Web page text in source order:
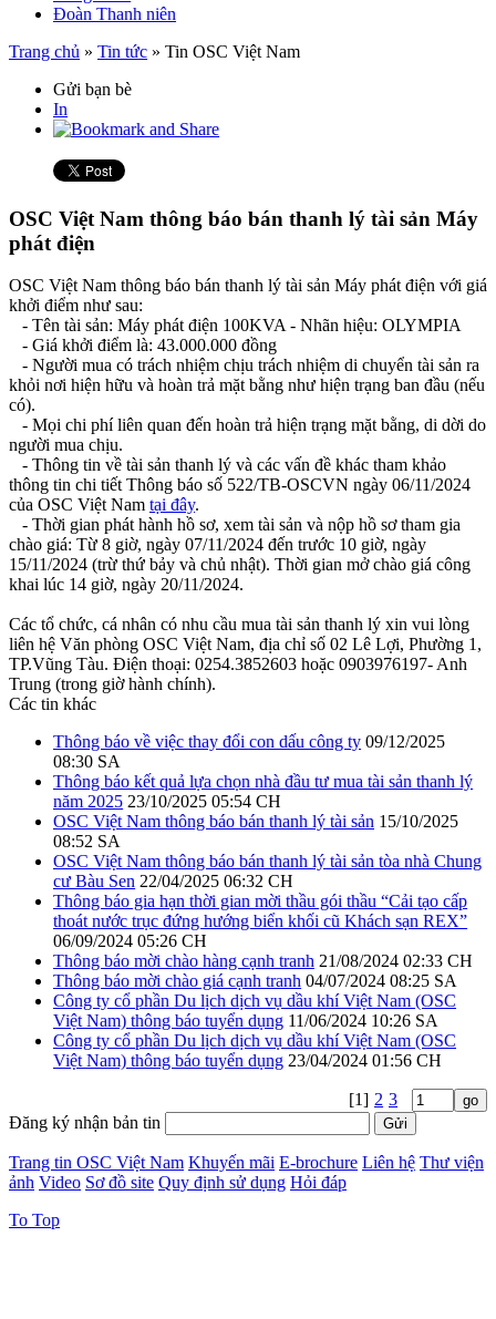
Đoàn Thanh niên
Trang chủ » Tin tức » Tin OSC Việt Nam
Gửi bạn bè
In
OSC Việt Nam thông báo bán thanh lý tài sản Máy
phát điện
OSC Việt Nam thông báo bán thanh lý tài sản Máy phát điện với giá
khởi điểm như sau:
- Tên tài sản: Máy phát điện 100KVA - Nhãn hiệu: OLYMPIA
- Giá khởi điểm là: 43.000.000 đồng
- Người mua có trách nhiệm chịu trách nhiệm di chuyển tài sản ra
khỏi nơi hiện hữu và hoàn trả mặt bằng như hiện trạng ban đầu (nếu
có).
- Mọi chi phí liên quan đến hoàn trả hiện trạng mặt bằng, di dời do
người mua chịu.
- Thông tin về tài sản thanh lý và các vấn đề khác tham khảo
thông tin chi tiết Thông báo số 522/TB-OSCVN ngày 06/11/2024
của OSC Việt Nam tại đây.
- Thời gian phát hành hồ sơ, xem tài sản và nộp hồ sơ tham gia
chào giá: Từ 8 giờ, ngày 07/11/2024 đến trước 10 giờ, ngày
15/11/2024 (trừ thứ bảy và chủ nhật). Thời gian mở chào giá công
khai lúc 14 giờ, ngày 20/11/2024.
Các tổ chức, cá nhân có nhu cầu mua tài sản thanh lý xin vui lòng
liên hệ Văn phòng OSC Việt Nam, địa chỉ số 02 Lê Lợi, Phường 1,
TP.Vũng Tàu. Điện thoại: 0254.3852603 hoặc 0903976197- Anh
Trung (trong giờ hành chính).
Các tin khác
Thông báo về việc thay đổi con dấu công ty 09/12/2025
08:30 SA
Thông báo kết quả lựa chọn nhà đầu tư mua tài sản thanh lý
năm 2025 23/10/2025 05:54 CH
OSC Việt Nam thông báo bán thanh lý tài sản 15/10/2025
08:52 SA
OSC Việt Nam thông báo bán thanh lý tài sản tòa nhà Chung
cư Bàu Sen 22/04/2025 06:32 CH
Thông báo gia hạn thời gian mời thầu gói thầu “Cải tạo cấp
thoát nước trục đứng hướng biển khối cũ Khách sạn REX”
06/09/2024 05:26 CH
Thông báo mời chào hàng cạnh tranh 21/08/2024 02:33 CH
Thông báo mời chào giá cạnh tranh 04/07/2024 08:25 SA
Công ty cổ phần Du lịch dịch vụ dầu khí Việt Nam (OSC
Việt Nam) thông báo tuyển dụng 11/06/2024 10:26 SA
Công ty cổ phần Du lịch dịch vụ dầu khí Việt Nam (OSC
Việt Nam) thông báo tuyển dụng 23/04/2024 01:56 CH
[1] 2 3
Đăng ký nhận bản tin
Trang tin OSC Việt Nam Khuyến mãi E-brochure Liên hệ Thư viện
ảnh Video Sơ đồ site Quy định sử dụng Hỏi đáp
To Top